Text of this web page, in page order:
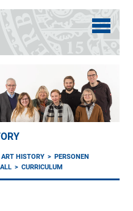
ART HISTORY
PERSONEN
CURRICULUM